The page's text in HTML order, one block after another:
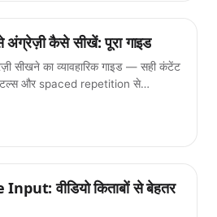
कैसे सीखें: पूरा गाइड
सीखने का व्यावहारिक गाइड — सही कंटेंट
और spaced repetition से
वीडियो किताबों से बेहतर